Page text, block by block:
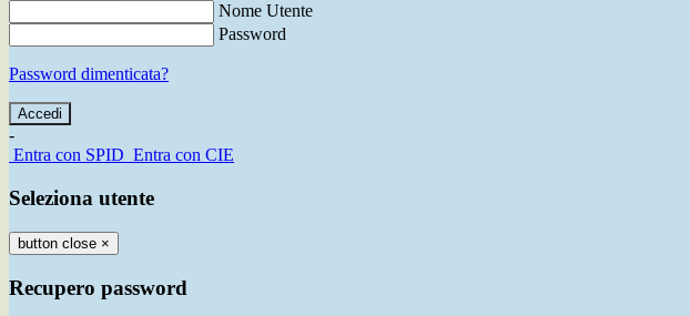
Nome Utente
Password
Password dimenticata?
-
Entra con SPID Entra con CIE
Seleziona utente
button close ×
Recupero password